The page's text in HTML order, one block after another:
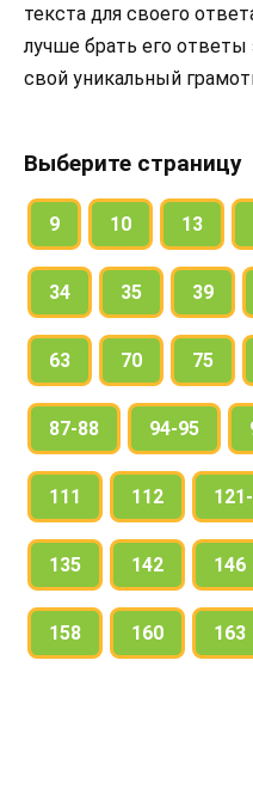
текста для своего
лучше брать его
свой уникальный
Выберите страницу
9 10 13
34 35 39
63 70 75
87-88 94-95
111 112
135 142 146
158 160 163